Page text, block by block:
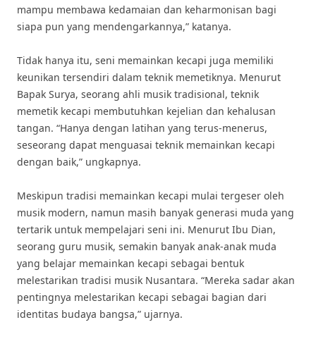
mampu membawa kedamaian dan keharmonisan bagi
siapa pun yang mendengarkannya,” katanya.
Tidak hanya itu, seni memainkan kecapi juga memiliki
keunikan tersendiri dalam teknik memetiknya. Menurut
Bapak Surya, seorang ahli musik tradisional, teknik
memetik kecapi membutuhkan kejelian dan kehalusan
tangan. “Hanya dengan latihan yang terus-menerus,
seseorang dapat menguasai teknik memainkan kecapi
dengan baik,” ungkapnya.
Meskipun tradisi memainkan kecapi mulai tergeser oleh
musik modern, namun masih banyak generasi muda yang
tertarik untuk mempelajari seni ini. Menurut Ibu Dian,
seorang guru musik, semakin banyak anak-anak muda
yang belajar memainkan kecapi sebagai bentuk
melestarikan tradisi musik Nusantara. “Mereka sadar akan
pentingnya melestarikan kecapi sebagai bagian dari
identitas budaya bangsa,” ujarnya.